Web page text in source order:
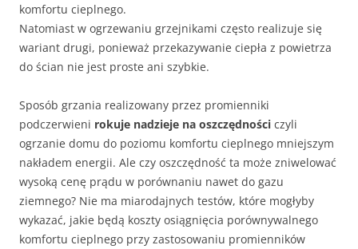
komfortu cieplnego.
Natomiast w ogrzewaniu grzejnikami często realizuje się
wariant drugi, ponieważ przekazywanie ciepła z powietrza
do ścian nie jest proste ani szybkie.
Sposób grzania realizowany przez promienniki
podczerwieni rokuje nadzieje na oszczędności czyli
ogrzanie domu do poziomu komfortu cieplnego mniejszym
nakładem energii. Ale czy oszczędność ta może zniwelować
wysoką cenę prądu w porównaniu nawet do gazu
ziemnego? Nie ma miarodajnych testów, które mogłyby
wykazać, jakie będą koszty osiągnięcia porównywalnego
komfortu cieplnego przy zastosowaniu promienników